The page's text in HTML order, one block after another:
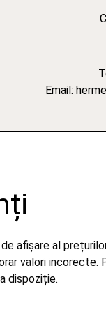
Email:
afișare al
valori
dispoziție.